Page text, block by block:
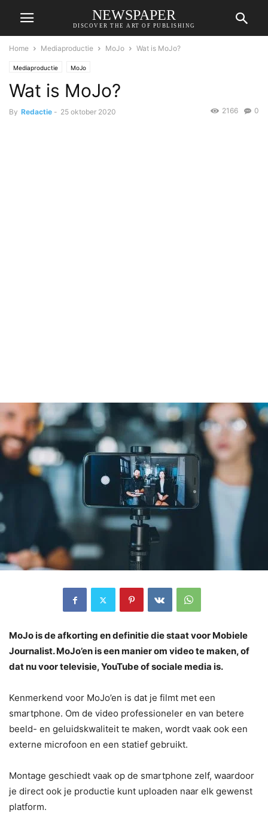
NEWSPAPER
DISCOVER THE ART OF PUBLISHING
Home Mediaproductie MoJo Wat is MoJo?
Mediaproductie MoJo
Wat is MoJo?
By Redactie - 25 oktober 2020 0
2166
MoJo is de afkorting en definitie die staat voor Mobiele
Journalist. MoJo’en is een manier om video te maken, of
dat nu voor televisie, YouTube of sociale media is.
Kenmerkend voor MoJo’en is dat je filmt met een
smartphone. Om de video professioneler en van betere
beeld- en geluidskwaliteit te maken, wordt vaak ook een
externe microfoon en een statief gebruikt.
Montage geschiedt vaak op de smartphone zelf, waardoor
je direct ook je productie kunt uploaden naar elk gewenst
platform.